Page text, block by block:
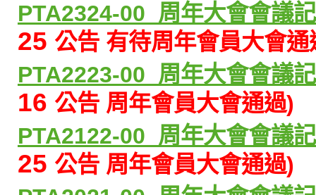
PTA2324-00_周年大會會議
25 公告 有待周年會員大會通
PTA2223-00_周年大會會議
16 公告 周年會員大會通過)
PTA2122-00_周年大會會議
25 公告 周年會員大會通過)